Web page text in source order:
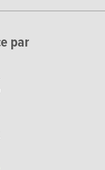
par